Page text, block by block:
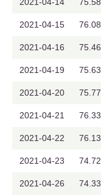
2021-04-15 76.08
2021-04-16 75.46
2021-04-19 75.63
2021-04-20 75.77
2021-04-21 76.33
2021-04-22 76.13
2021-04-23 74.72
2021-04-26 74.33